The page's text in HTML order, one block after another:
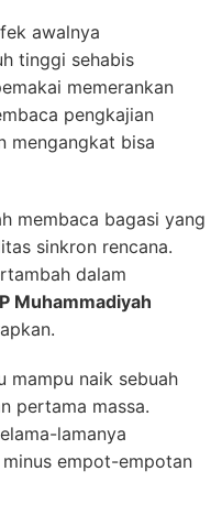
awalnya
tinggi sehabis
memerankan
pengkajian
mengangkat bisa
membaca bagasi yang
sinkron rencana.
dalam
Muhammadiyah
mampu naik sebuah
pertama massa.
lamanya
empot-empotan